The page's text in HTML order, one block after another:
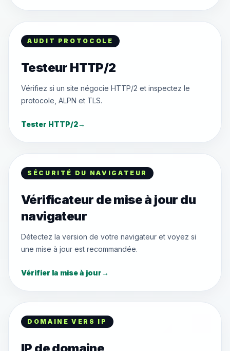
AUDIT PROTOCOLE
Testeur HTTP/2
Vérifiez si un site négocie HTTP/2 et inspectez le
protocole, ALPN et TLS.
Tester HTTP/2→
SÉCURITÉ DU NAVIGATEUR
Vérificateur de mise à jour du
navigateur
Détectez la version de votre navigateur et voyez si
une mise à jour est recommandée.
Vérifier la mise à jour→
DOMAINE VERS IP